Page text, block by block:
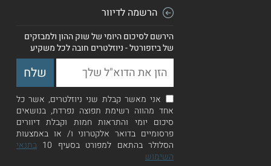
הרשמה לדיוור
הירשם לסיכום היומי של שוק ההון ולמבזקים
של ביזפורטל - ניוזלטרים חובה לכל משקיע
אני מאשר קבלת שני ניוזלטרים, אשר כל
אחד מהווה רשימת תפוצה נפרדת, בנושאים
סיכום יומי והתראות חמות וקבלת דיוורים
פרסומיים בדואר אלקטרוני ו/ או באמצעות
הסלולר בהתאם למפורט בסעיף 10
בתנאי
השימוש